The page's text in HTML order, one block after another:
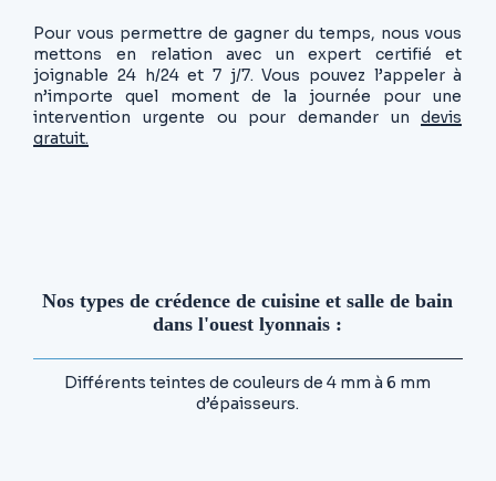
Pour vous permettre de gagner du temps, nous vous
mettons en relation avec un expert certifié et
joignable 24 h/24 et 7 j/7. Vous pouvez l’appeler à
n’importe quel moment de la journée pour une
intervention urgente ou pour demander undevis
gratuit.
Nos types de crédence de cuisine et salle de bain
dans l'ouest lyonnais :
Différents teintes de couleurs de 4 mm à 6 mm
d’épaisseurs.